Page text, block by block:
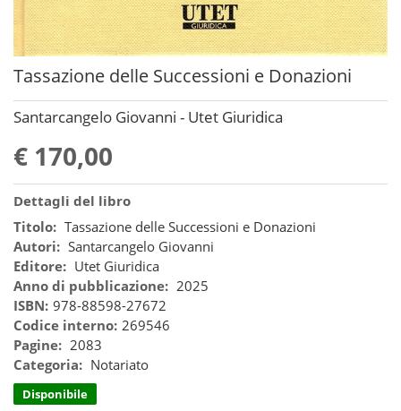
Tassazione delle Successioni e Donazioni
Santarcangelo Giovanni - Utet Giuridica
€ 170,00
Dettagli del libro
Titolo: Tassazione delle Successioni e Donazioni
Autori: Santarcangelo Giovanni
Editore: Utet Giuridica
Anno di pubblicazione: 2025
ISBN: 978-88598-27672
Codice interno: 269546
Pagine: 2083
Categoria: Notariato
Disponibile